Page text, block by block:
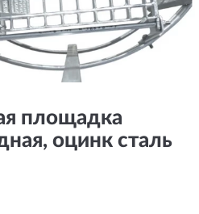
площадка
оцинк сталь